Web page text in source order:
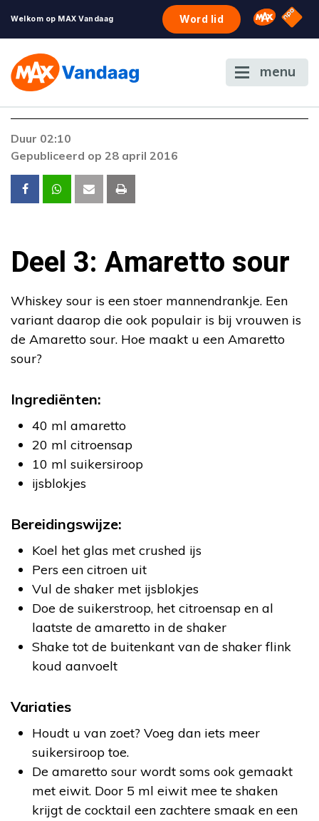
Welkom op MAX Vandaag Word lid Omroep
NPO
menu
Duur 02:10
Gepubliceerd op 28 april 2016
Deel 3: Amaretto sour
Whiskey sour is een stoer mannendrankje. Een
variant daarop die ook populair is bij vrouwen is
de Amaretto sour. Hoe maakt u een Amaretto
sour?
Ingrediënten:
40 ml amaretto
20 ml citroensap
10 ml suikersiroop
ijsblokjes
Bereidingswijze:
Koel het glas met crushed ijs
Pers een citroen uit
Vul de shaker met ijsblokjes
Doe de suikerstroop, het citroensap en al
laatste de amaretto in de shaker
Shake tot de buitenkant van de shaker flink
koud aanvoelt
Variaties
Houdt u van zoet? Voeg dan iets meer
suikersiroop toe.
De amaretto sour wordt soms ook gemaakt
met eiwit. Door 5 ml eiwit mee te shaken
krijgt de cocktail een zachtere smaak en een